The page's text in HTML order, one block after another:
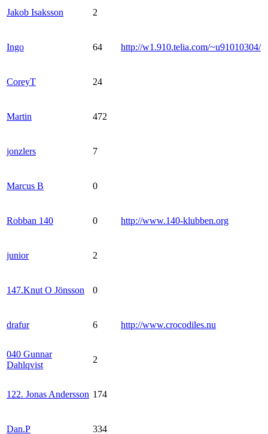
Jakob Isaksson 2
Ingo 64 http://w1.910.telia.com/~u91010304/
CoreyT 24
Martin 472
jonzlers 7
Marcus B 0
Robban 140 0 http://www.140-klubben.org
junior 2
147.Knut O Jönsson 0
drafur 6 http://www.crocodiles.nu
040 Gunnar
Dahlqvist
2
122. Jonas Andersson 174
Dan.P 334